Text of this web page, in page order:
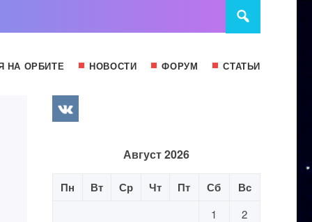
НА ОРБИТЕ НОВОСТИ ФОРУМ СТАТЬИ
Август 2026
Пн Вт Ср Чт Пт Сб Вс
1
2